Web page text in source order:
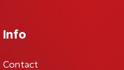
Info
Contact